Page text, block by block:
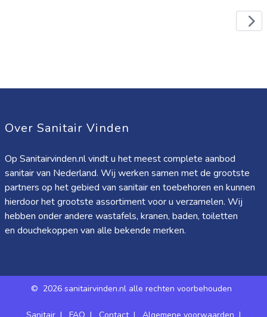
Over Sanitair Vinden
Op Sanitairvinden.nl vindt u het meest complete aanbod
sanitair van Nederland. Wij werken samen met de grootste
partners op het gebied van sanitair en toebehoren en kunnen
hierdoor het grootste assortiment voor u verzamelen. Wij
hebben onder andere wastafels, kranen, baden, toiletten
en douchekoppen van alle bekende merken.
© 2026 sanitairvinden.nl alle rechten voorbehouden